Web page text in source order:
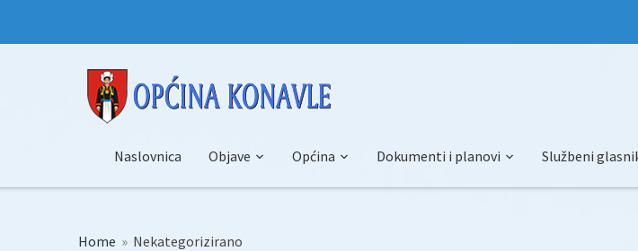
Naslovnica Objave Općina Dokumenti i planovi Službeni
Home » Nekategorizirano